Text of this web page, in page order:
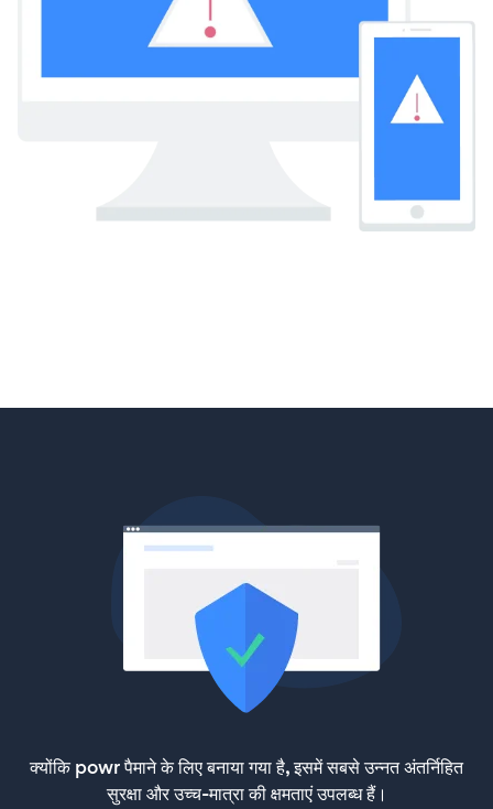
क्योंकि powr पैमाने के लिए बनाया गया है, इसमें सबसे उन्नत अंतर्निहित
सुरक्षा और उच्च-मात्रा की क्षमताएं उपलब्ध हैं।